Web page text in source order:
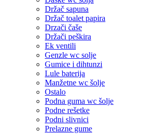
Držač sapuna
Držač toalet papira
Drzači čaše
Držači peškira
Ek ventili
Genzle wc solje
Gumice i dihtunzi
Lule baterija
Manžetne wc šolje
Ostalo
Podna guma wc šolje
Podne rešetke
Podni slivnici
Prelazne gume